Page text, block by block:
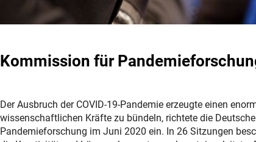
Kommission für
Der Ausbruch der COVID-19-Pandemie erzeugte einen
wissenschaftlichen Kräfte zu bündeln, richtete die
Pandemieforschung im Juni 2020 ein. In 26 Sitzungen